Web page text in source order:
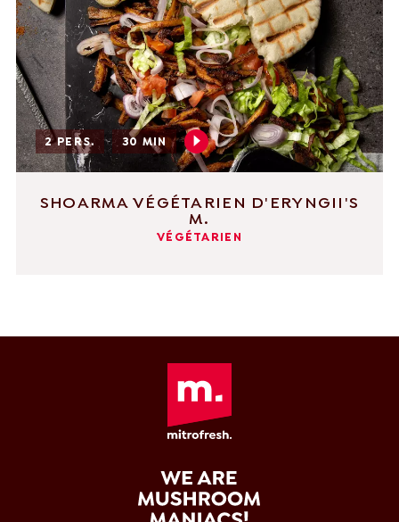
2 PERS. 30 MIN
SHOARMA VÉGÉTARIEN D'ERYNGII'S
M.
VÉGÉTARIEN